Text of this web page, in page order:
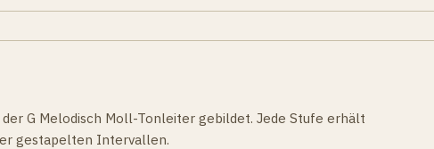
G Melodisch Moll-Tonleiter gebildet. Jede Stufe erhält
gestapelten Intervallen.